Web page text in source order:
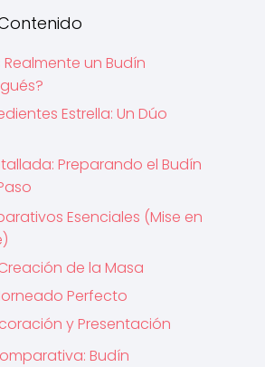
Realmente un Budín
Estrella: Un Dúo
Preparando el Budín
Esenciales (Mise en
de la Masa
Perfecto
y Presentación
Budín